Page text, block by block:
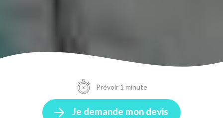
Prévoir 1 minute
Je demande mon devis